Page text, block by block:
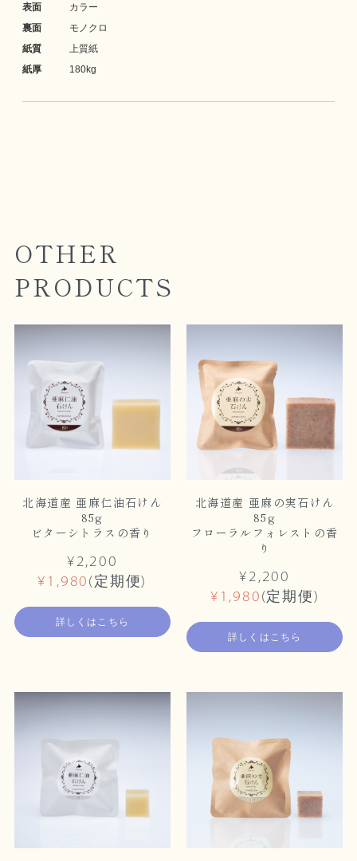
表面
カラー
裏面
モノクロ
紙質
上質紙
紙厚
180kg
OTHER
PRODUCTS
北海道産 亜麻仁油石けん
85g
ビターシトラスの香り
¥2,200
¥1,980(定期便)
詳しくはこちら
北海道産 亜麻の実石けん
85g
フローラルフォレストの香
り
¥2,200
¥1,980(定期便)
詳しくはこちら